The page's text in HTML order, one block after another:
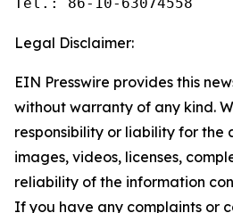
Legal Disclaimer:
EIN Presswire provides this
without warranty of any kind.
responsibility or liability for the
images, videos, licenses,
reliability of the information
If you have any complaints or